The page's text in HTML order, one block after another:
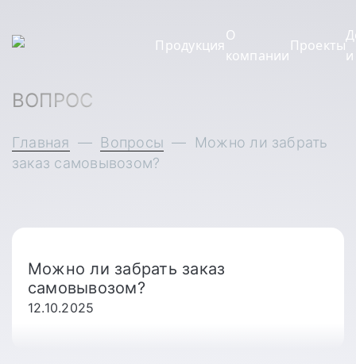
Продукция
О
компании
Проекты
ВОПРОС
Главная — Вопросы —
Можно ли забрать
заказ самовывозом?
Можно ли забрать заказ
самовывозом?
12.10.2025